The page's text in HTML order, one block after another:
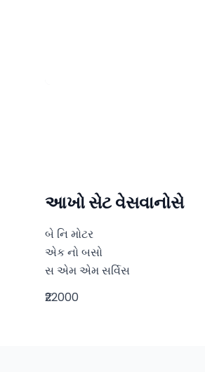
આખો સેટ વેસવાનોસે
બે નિ મોટર
એક નો બસો
સ એમ એમ સર્વિસ
₹22000